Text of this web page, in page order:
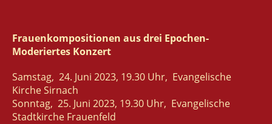
Frauenkompositionen aus drei Epochen-
Moderiertes Konzert
Samstag, 24. Juni 2023, 19.30 Uhr, Evangelische
Kirche Sirnach
Sonntag, 25. Juni 2023, 19.30 Uhr, Evangelische
Stadtkirche Frauenfeld